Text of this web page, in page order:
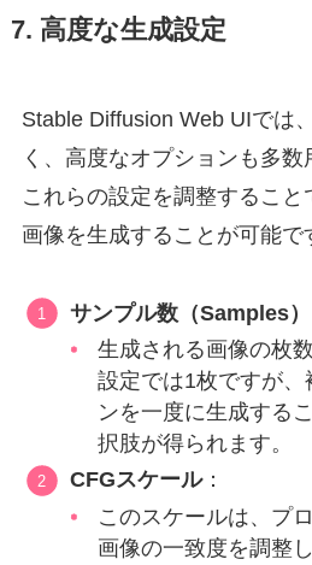
7. 高度な生成設定
Stable Diffusion Web UIでは
く、高度なオプションも多数
これらの設定を調整するこ
画像を生成することが可能で
サンプル数（Samples）
生成される画像の枚
設定では1枚ですが、
ンを一度に生成する
択肢が得られます。
CFGスケール：
このスケールは、プ
画像の一致度を調整